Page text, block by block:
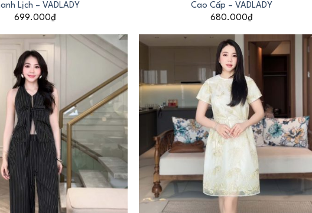
Lịch – VADLADY
699.000₫
Cao Cấp – VADLADY
680.000₫